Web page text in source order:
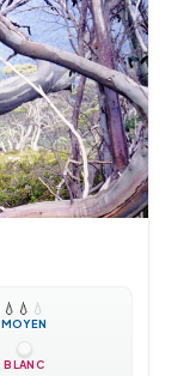
💧 💧 💧
MOYEN
BLANC